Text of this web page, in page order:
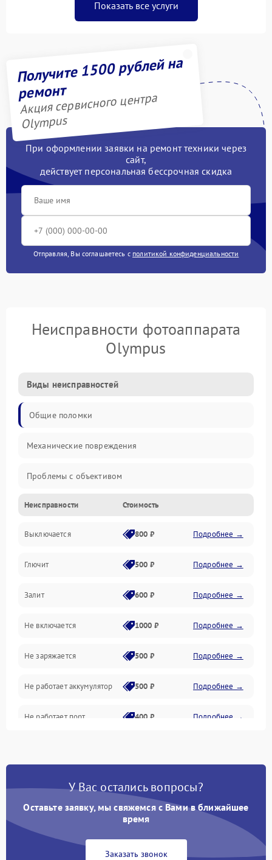
Показать все услуги
Получите 1500 рублей на
ремонт
Акция сервисного центра
Olympus
При оформлении заявки на ремонт техники через
сайт,
действует персональная бессрочная скидка
Отправляя, Вы соглашаетесь с политикой конфиденциальности
Неисправности фотоаппарата
Olympus
Виды неисправностей
Общие поломки
Механические повреждения
Проблемы с объективом
Электронные ошибки
Механические проблемы
Матрица и оптика
Питание и питание цепей
Проблемы с картами памяти
Объективы
Программные сбои
Коммуникации и интерфейсы
Неисправности Стоимость
Выключается 800 ₽ Подробнее →
Глючит 500 ₽ Подробнее →
Залит 600 ₽ Подробнее →
Не включается 1000 ₽ Подробнее →
Не заряжается 500 ₽ Подробнее →
Не работает аккумулятор 500 ₽ Подробнее →
Не работает порт 400 ₽ Подробнее →
У Вас остались вопросы?
Оставьте заявку, мы свяжемся с Вами в ближайшее
время
Заказать звонок